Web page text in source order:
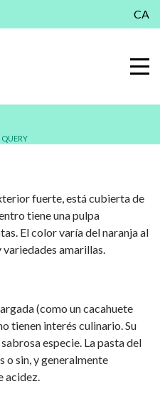
CA
QUERY
fuerte, está cubierta de
tiene una pulpa
El color varía del naranja al
amarillas.
(como un cacahuete
tienen interés culinario. Su
especie. La pasta del
o sin, y generalmente
acidez.